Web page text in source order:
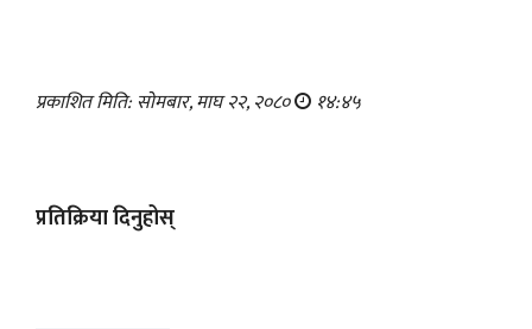
प्रकाशित मिति: सोमबार, माघ २२, २०८० १४:४५
प्रतिक्रिया दिनुहोस्